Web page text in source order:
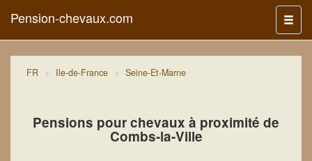
Menu
Pension-chevaux.com
FR Ile-de-France Seine-Et-Marne
Pensions pour chevaux à proximité de
Combs-la-Ville